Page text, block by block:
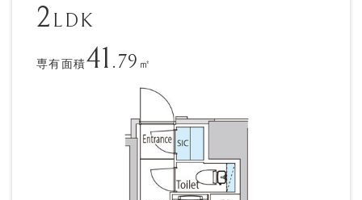
2 LDK
専有面積41 .79 ㎡